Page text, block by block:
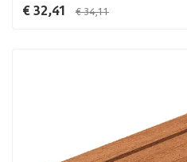
€ 32,41 € 34,11